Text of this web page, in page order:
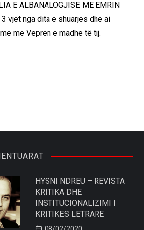
E ALBANALOGJISË ME EMRIN
3 vjet nga dita e shuarjes dhe ai
me Veprën e madhe të tij.
HYSNI NDREU – REVISTA
KRITIKA DHE
INSTITUCIONALIZIMI I
KRITIKËS LETRARE